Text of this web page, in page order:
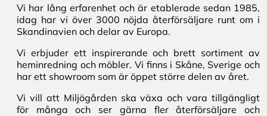
Vi har lång erfarenhet och är etablerade sedan 1985,
idag har vi över 3000 nöjda återförsäljare runt om i
Skandinavien och delar av Europa.
Vi erbjuder ett inspirerande och brett sortiment av
heminredning och möbler. Vi finns i Skåne, Sverige och
har ett showroom som är öppet större delen av året.
Vi vill att Miljögården ska växa och vara tillgängligt
för många och ser gärna fler återförsäljare och